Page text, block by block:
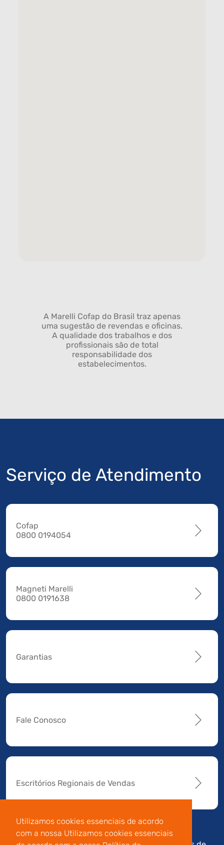
Utilizamos cookies essenciais de acordo
com a nossa Utilizamos cookies essenciais
A Marelli Cofap do Brasil traz apenas
uma sugestão de revendas e oficinas.
A qualidade dos trabalhos e dos
profissionais são de total
responsabilidade dos
estabelecimentos.
Serviço de Atendimento
Cofap
0800 0194054
Magneti Marelli
0800 0191638
Garantias
Fale Conosco
Escritórios Regionais de Vendas